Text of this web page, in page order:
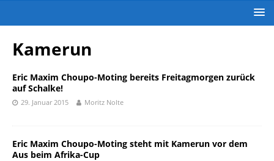
Kamerun
Eric Maxim Choupo-Moting bereits Freitagmorgen zurück
auf Schalke!
29. Januar 2015 Moritz Nolte
Eric Maxim Choupo-Moting steht mit Kamerun vor dem
Aus beim Afrika-Cup